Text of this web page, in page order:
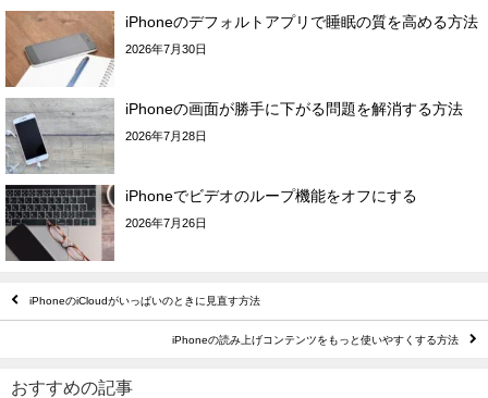
iPhoneのデフォルトアプリで睡眠の質を高める方法
2026年7月30日
iPhoneの画面が勝手に下がる問題を解消する方法
2026年7月28日
iPhoneでビデオのループ機能をオフにする
2026年7月26日
iPhoneのiCloudがいっぱいのときに見直す方法
iPhoneの読み上げコンテンツをもっと使いやすくする方法
おすすめの記事